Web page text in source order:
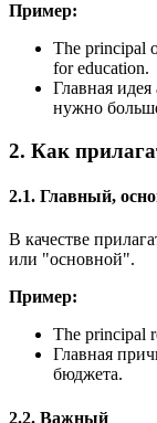
Пример:
The principal
for education.
Главная
нужно
2. Как
2.1. Главный,
В качестве
или "основной".
Пример:
The principal
Главная
бюджета.
2.2. Важный